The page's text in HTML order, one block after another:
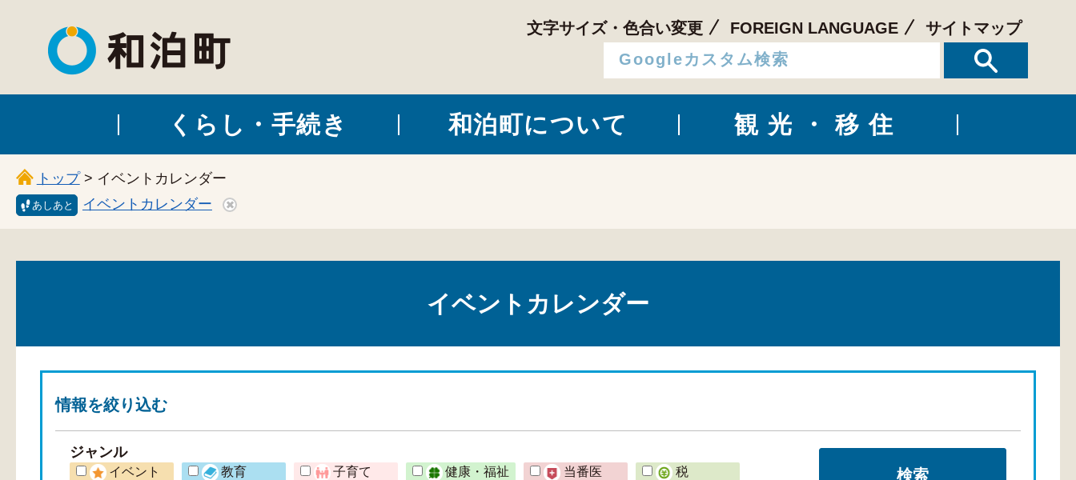
和泊町
文字サイズ・色合い変更 FOREIGN LANGUAGE サイトマップ
くらし・手続き 和泊町について 観光・移住
トップ> イベントカレンダー
あしあと イベントカレンダー
イベントカレンダー
情報を絞り込む
ジャンル
イベント 教育 子育て 健康・福祉 当番医
税